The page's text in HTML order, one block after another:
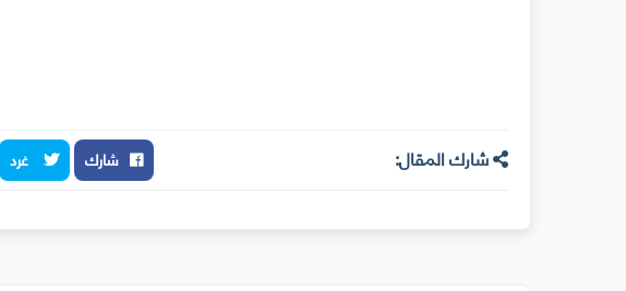
شارك المقال: شارك غرد